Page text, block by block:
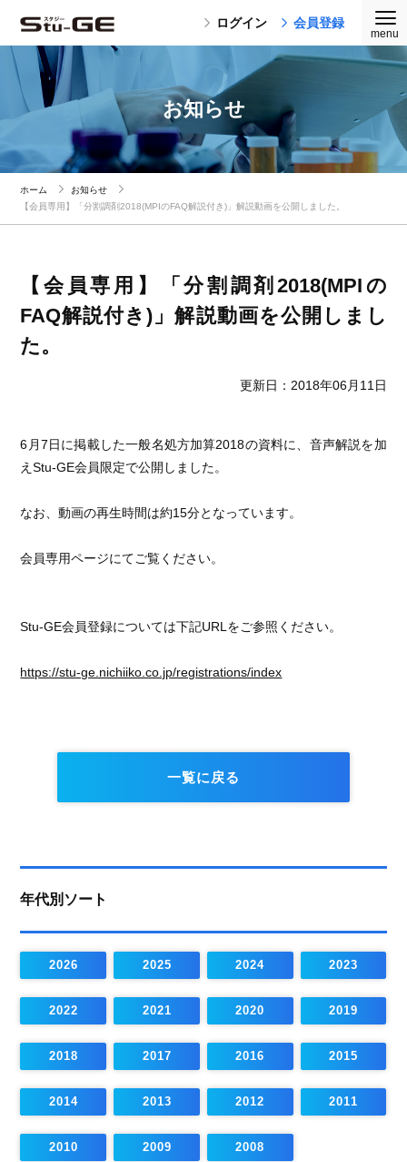
ログイン 会員登録
お知らせ
ホーム
お知らせ
【会員専用】「分割調剤2018(MPIのFAQ解説付き)」解説動画を公開しました。
【会員専用】「分割調剤2018(MPIの
FAQ解説付き)」解説動画を公開しまし
た。
更新日：2018年06月11日
6月7日に掲載した一般名処方加算2018の資料に、音声解説を加
えStu-GE会員限定で公開しました。
なお、動画の再生時間は約15分となっています。
会員専用ページにてご覧ください。
Stu-GE会員登録については下記URLをご参照ください。
https://stu-ge.nichiiko.co.jp/registrations/index
一覧に戻る
年代別ソート
2026 2025 2024 2023
2022 2021 2020 2019
2018 2017 2016 2015
2014 2013 2012 2011
2010 2009 2008